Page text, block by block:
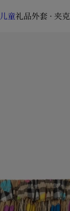
儿童礼品外套 · 夹克